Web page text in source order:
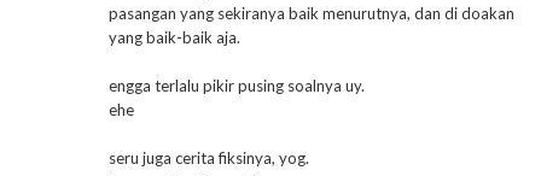
pasangan yang sekiranya baik menurutnya, dan di doakan
yang baik-baik aja.
engga terlalu pikir pusing soalnya uy.
ehe
seru juga cerita fiksinya, yog.